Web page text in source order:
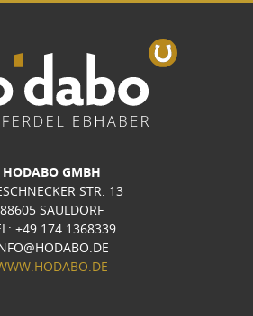
HODABO GMBH
STR. 13
88605 SAULDORF
+49 174 1368339